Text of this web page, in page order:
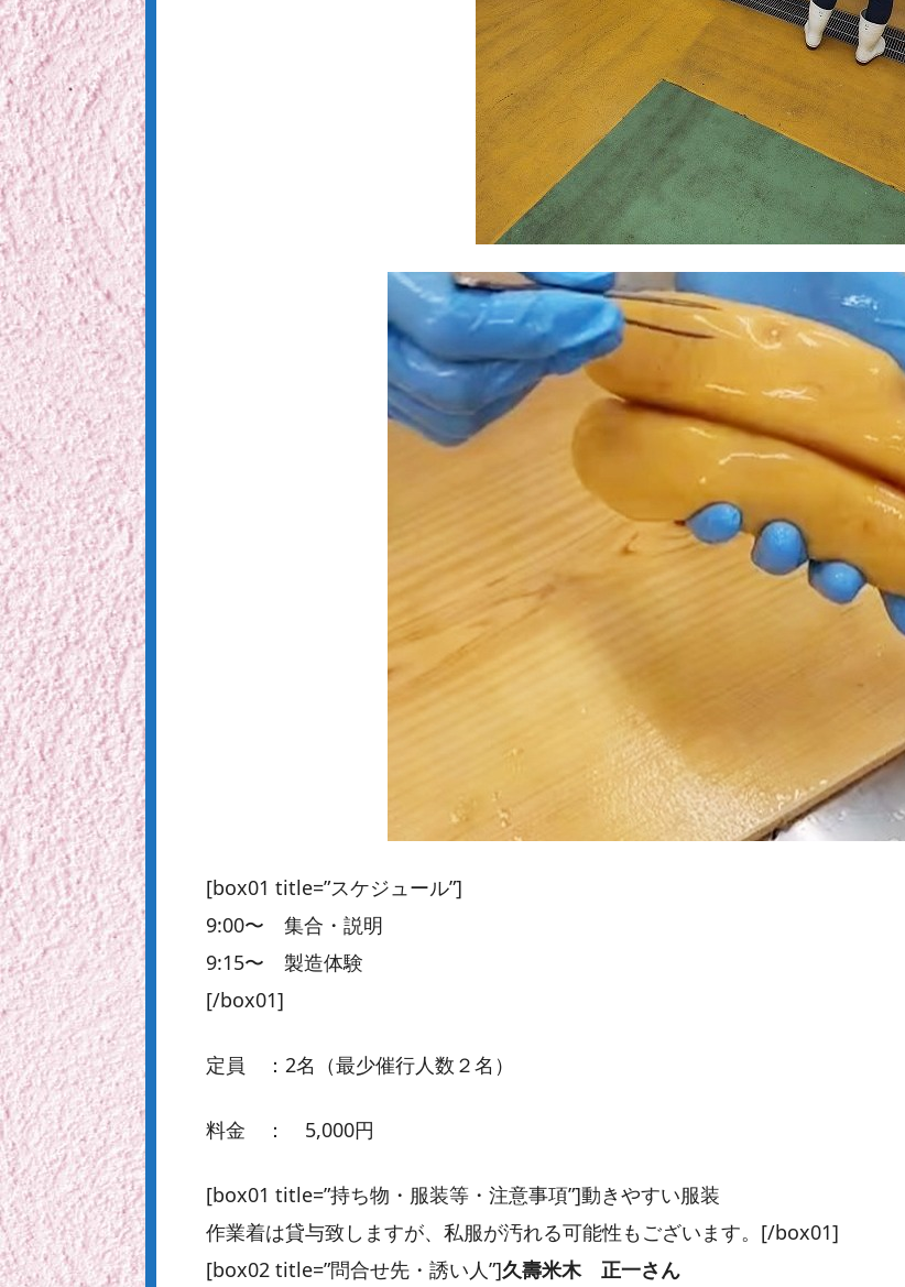
[box01 title=”スケジュール”]
9:00〜 集合・説明
9:15〜 製造体験
[/box01]
定員 ：2名（最少催行人数２名）
料金 ： 5,000円
[box01 title=”持ち物・服装等・注意事項”]動きやすい服装
作業着は貸与致しますが、私服が汚れる可能性もございます。[/box01]
[box02 title=”問合せ先・誘い人”]久壽米木 正一さん